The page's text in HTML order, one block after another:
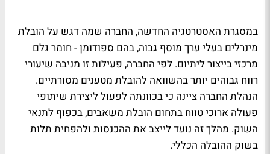
במסגרת האסטרטגיה החדשה, החברה שמה דגש על הובלת
מינרלים בעלי ערך מוסף גבוה, בהם ספודומן - חומר גלם
מרכזי בייצור ליתיום. לפי החברה, פעילות זו מניבה שיעורי
רווח גבוהים יותר בהשוואה להובלת מטענים מסורתיים.
הנהלת החברה ציינה כי בכוונתה לפעול ליצירת שיתופי
פעולה ארוכי טווח בתחום הובלת משאבים, בכפוף לתנאי
השוק. מהלך זה נועד לייצב את ההכנסות ולהפחית תלות
בשוק ההובלה הכללי.